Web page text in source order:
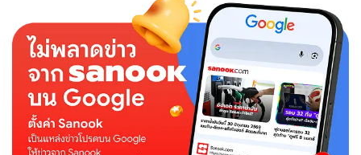
นู๊ด
นิตยสาร
เพลย์บอย